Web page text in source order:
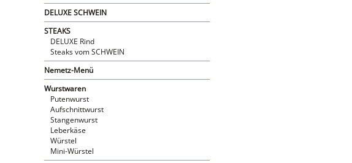
DELUXE SCHWEIN
STEAKS
DELUXE Rind
Steaks vom SCHWEIN
Nemetz-Menü
Wurstwaren
Putenwurst
Aufschnittwurst
Stangenwurst
Leberkäse
Würstel
Mini-Würstel